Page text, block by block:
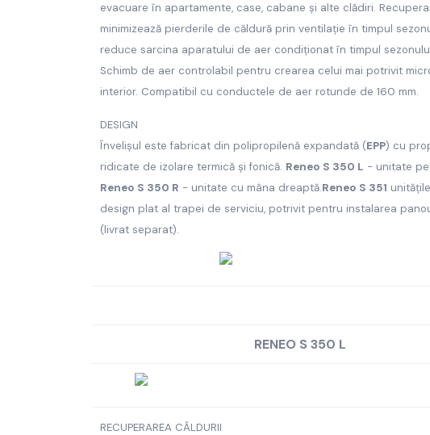
evacuare în apartamente, case, cabane și alte clădiri.
minimizează pierderile de căldură prin ventilație în timpul
reduce sarcina aparatului de aer condiționat în timpul
Schimb de aer controlabil pentru crearea celui mai potrivit
interior. Compatibil cu conductele de aer rotunde de 160 mm.
DESIGN
Învelișul este fabricat din polipropilenă expandată (EPP) cu
ridicate de izolare termică și fonică. Reneo S 350 L - unitate
Reneo S 350 R - unitate cu mâna dreaptă.Reneo S 351
design plat al trapei de serviciu, potrivit pentru instalarea
(livrat separat).
RENEO S 350 L
RECUPERAREA CĂLDURII